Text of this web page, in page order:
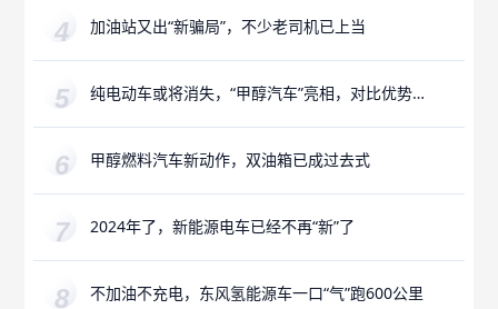
加油站又出“新骗局”，不少老司机已上当
纯电动车或将消失，“甲醇汽车”亮相，对比优势
甲醇燃料汽车新动作，双油箱已成过去式
2024年了，新能源电车已经不再“新”了
不加油不充电，东风氢能源车一口“气”跑600公里